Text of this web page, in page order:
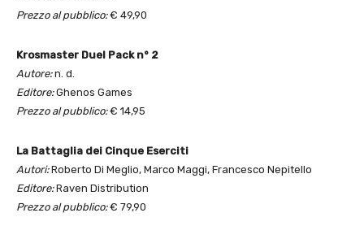
Prezzo al pubblico:€ 49,90
Krosmaster Duel Pack n° 2
Autore:n. d.
Editore:Ghenos Games
Prezzo al pubblico:€ 14,95
La Battaglia dei Cinque Eserciti
Autori:Roberto Di Meglio, Marco Maggi, Francesco Nepitello
Editore:Raven Distribution
Prezzo al pubblico:€ 79,90